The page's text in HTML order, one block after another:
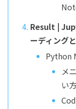
Result |
ーディング
Python
メ
い